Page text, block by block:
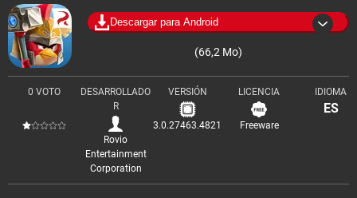
Descargar para Android
(66,2 Mo)
0 VOTO
DESARROLLADO
R
Rovio
Entertainment
Corporation
VERSIÓN
3.0.27463.4821
LICENCIA
Freeware
IDIOMA
ES